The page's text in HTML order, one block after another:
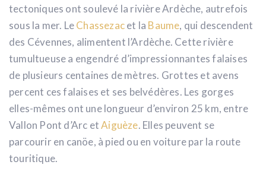
tectoniques ont soulevé la rivière Ardèche, autrefois
sous la mer. LeChassezacet la Baume, qui descendent
des Cévennes, alimentent l’Ardèche. Cette rivière
tumultueuse a engendré d’impressionnantes falaises
de plusieurs centaines de mètres. Grottes et avens
percent ces falaises et ses belvédères. Les gorges
elles-mêmes ont une longueur d’environ 25 km, entre
Vallon Pont d’Arc etAiguèze. Elles peuvent se
parcourir en canöe, à pied ou en voiture par la route
touritique.